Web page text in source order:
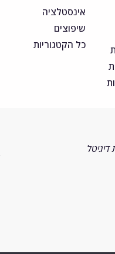
אינסטלציה
שיפוצים
כל הקטגוריות
שמורות